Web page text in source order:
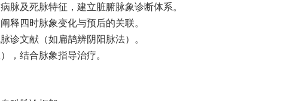
脉及死脉特征，建立脏腑脉象诊断体系。
释四时脉象变化与预后的关联。
诊文献（如扁鹊辨阴阳脉法）。
，结合脉象指导治疗。